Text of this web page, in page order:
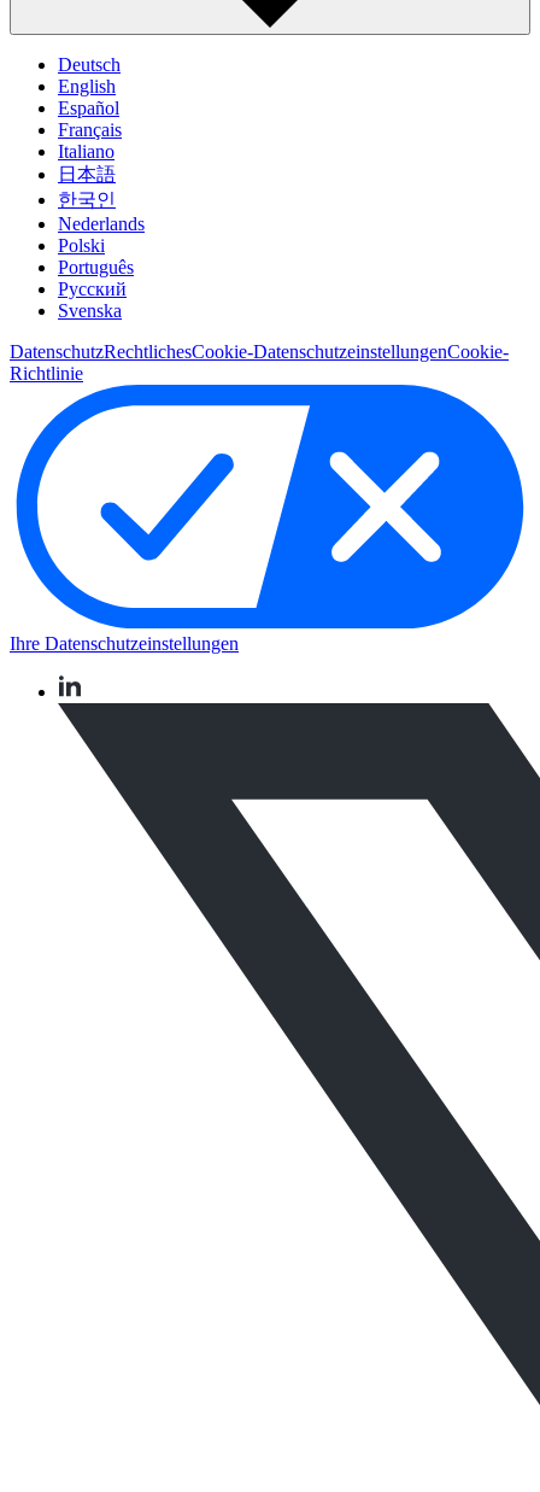
Deutsch
English
Español
Français
Italiano
日本語
한국인
Nederlands
Polski
Português
Pусский
Svenska
DatenschutzRechtlichesCookie-DatenschutzeinstellungenCookie-
Richtlinie
Ihre Datenschutzeinstellungen